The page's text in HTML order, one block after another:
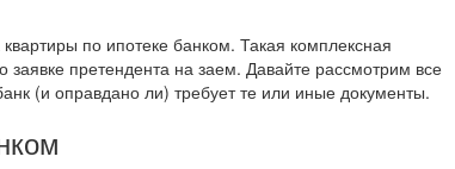
по ипотеке банком. Такая комплексная
претендента на заем. Давайте рассмотрим все
(и оправдано ли) требует те или иные документы.